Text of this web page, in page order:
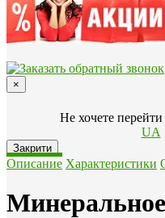
×
Не хочете
UA
Закрити
Описание Характеристики